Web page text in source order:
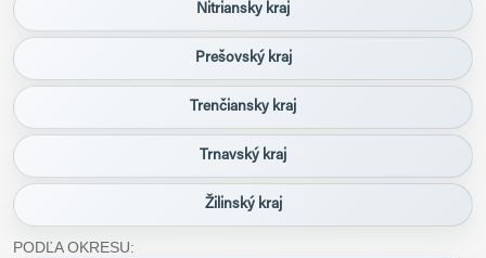
Nitriansky kraj
Prešovský kraj
Trenčiansky kraj
Trnavský kraj
Žilinský kraj
PODĽA OKRESU: